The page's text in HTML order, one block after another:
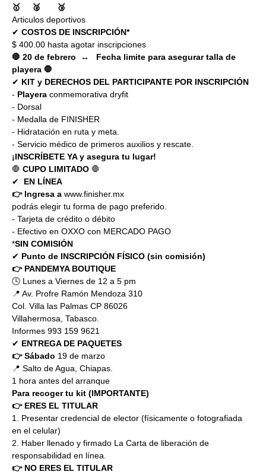
🥇    ️ 🥈       🥉️
Articulos deportivos
✔ COSTOS DE INSCRIPCIÓN*
$ 400.00 hasta agotar inscripciones
🛑 20 de febrero  ↔   Fecha limite para asegurar talla de
playera 🛑
✔ KIT y DERECHOS DEL PARTICIPANTE POR INSCRIPCIÓN
- Playera conmemorativa dryfit
- Dorsal
- Medalla de FINISHER
- Hidratación en ruta y meta.
- Servicio médico de primeros auxilios y rescate.
¡INSCRÍBETE YA y asegura tu lugar!
🛑 CUPO LIMITADO 🛑
✔
EN LÍNEA
👉 Ingresa a www.finisher.mx
podrás elegir tu forma de pago preferido.
- Tarjeta de crédito o débito
- Efectivo en OXXO con MERCADO PAGO
*SIN COMISIÓN
✔ Punto de INSCRIPCIÓN FÍSICO (sin comisión)
👉 PANDEMYA BOUTIQUE
🕓 Lunes a Viernes de 12 a 5 pm
📍 Av. Profre Ramón Mendoza 310
Col. Villa las Palmas CP 86026
Villahermosa, Tabasco.
Informes 993 159 9621
✔ ENTREGA DE PAQUETES
👉 Sábado 19 de marzo
📍 Salto de Agua, Chiapas.
1 hora antes del arranque
Para recoger tu kit (IMPORTANTE)
👉 ERES EL TITULAR
1. Presentar credencial de elector (físicamente o fotografiada
en el celular)
2. Haber llenado y firmado La Carta de liberación de
responsabilidad en línea.
👉 NO ERES EL TITULAR